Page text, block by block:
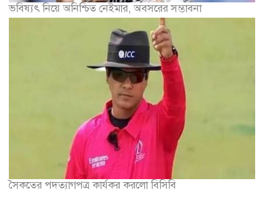
ভবিষ্যৎ নিয়ে অনিশ্চিত নেইমার, অবসরের সম্ভাবনা
সৈকতের পদত্যাগপত্র কার্যকর করলো বিসিবি